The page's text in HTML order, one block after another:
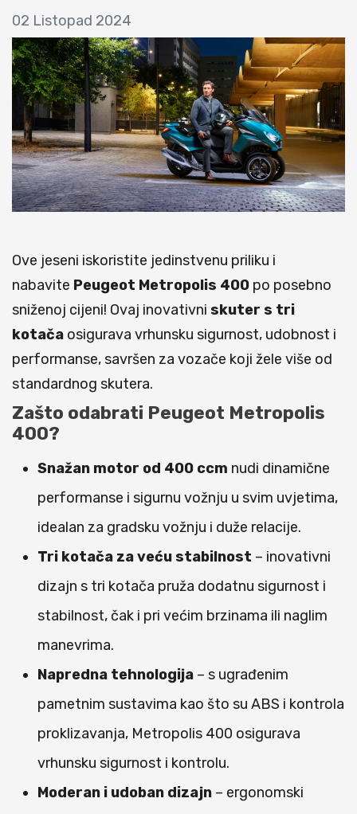
02 Listopad 2024
Ove jeseni iskoristite jedinstvenu priliku i
nabavite Peugeot Metropolis 400 po posebno
sniženoj cijeni! Ovaj inovativni skuter s tri
kotača osigurava vrhunsku sigurnost, udobnost i
performanse, savršen za vozače koji žele više od
standardnog skutera.
Zašto odabrati Peugeot Metropolis
400?
Snažan motor od 400 ccm nudi dinamične
performanse i sigurnu vožnju u svim uvjetima,
idealan za gradsku vožnju i duže relacije.
Tri kotača za veću stabilnost – inovativni
dizajn s tri kotača pruža dodatnu sigurnost i
stabilnost, čak i pri većim brzinama ili naglim
manevrima.
Napredna tehnologija – s ugrađenim
pametnim sustavima kao što su ABS i kontrola
proklizavanja, Metropolis 400 osigurava
vrhunsku sigurnost i kontrolu.
Moderan i udoban dizajn – ergonomski